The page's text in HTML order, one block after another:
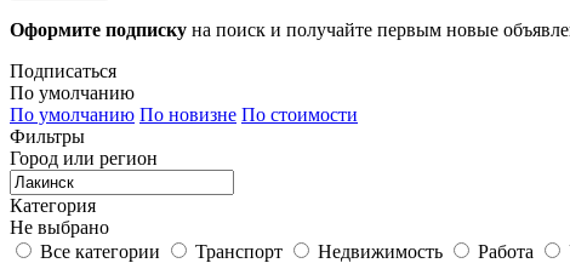
Оформите подписку на поиск и получайте первым новые
Подписаться
По умолчанию
По умолчанию По новизне По стоимости
Фильтры
Город или регион
Категория
Не выбрано
Все категории
Транспорт Недвижимость Работа